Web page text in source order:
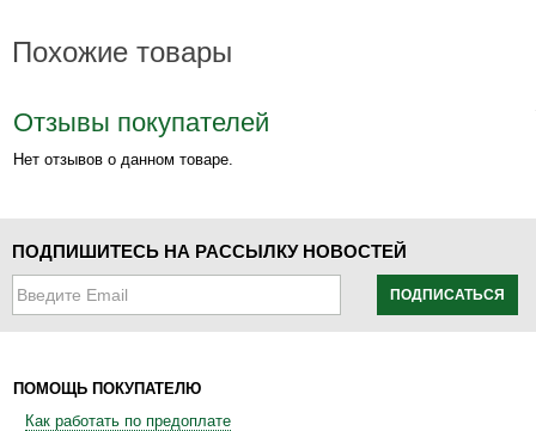
Похожие товары
Отзывы покупателей
Нет отзывов о данном товаре.
ПОДПИШИТЕСЬ НА РАССЫЛКУ НОВОСТЕЙ
ПОДПИСАТЬСЯ
ПОМОЩЬ ПОКУПАТЕЛЮ
Как работать по предоплате